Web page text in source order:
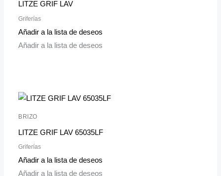
LITZE GRIF LAV
Griferías
Añadir a la lista de deseos
Añadir a la lista de deseos
BRIZO
LITZE GRIF LAV 65035LF
Griferías
Añadir a la lista de deseos
Añadir a la lista de deseos